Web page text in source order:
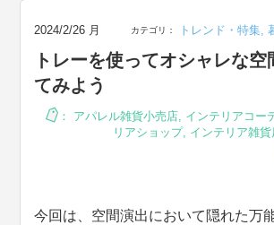
2024/2/26 月 カテゴリ： トレンド・特集,
トレーを使ってオシャレな空
てみよう
： アパレル雑貨小売店, インテリアコー
リアショップ, インテリア雑貨
今回は、空間演出において隠れた万